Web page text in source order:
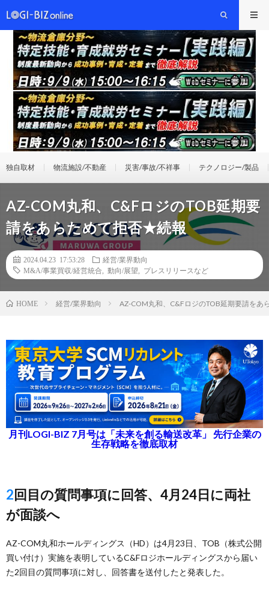
独自取材 物流施設/不動産 災害/事故/不祥事 テクノロジー/製品
AZ-COM丸和、C&FロジのTOB延期要
請をあらためて拒否★続報
2024.04.23 17:53:28
経営/業界動向
M&A/事業買収/経営統合
動向/展望 プレスリリースなど
HOME 経営/業界動向 AZ-COM丸和、C&FロジのTOB延期要請をあ
月刊LOGI-BIZ 7月号は「未来を創る輸送改革」 先行企業の
生存戦略を徹底取材
2回目の質問事項に回答、4月24日に両社
が面談へ
AZ-COM丸和ホールディングス（HD）は4月23日、TOB（株式公開
買い付け）実施を表明しているC&Fロジホールディングスから届い
た2回目の質問事項に対し、回答書を送付したと発表した。